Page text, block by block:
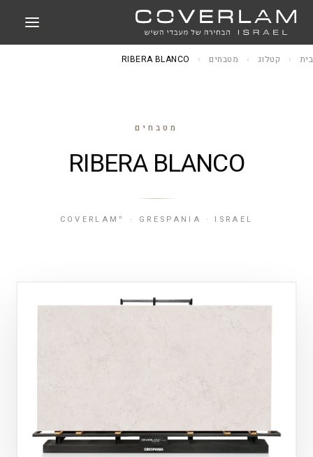
בית › קטלוג › מטבחים ›
RIBERA BLANCO
מטבחים
RIBERA BLANCO
COVERLAM® · GRESPANIA · ISRAEL